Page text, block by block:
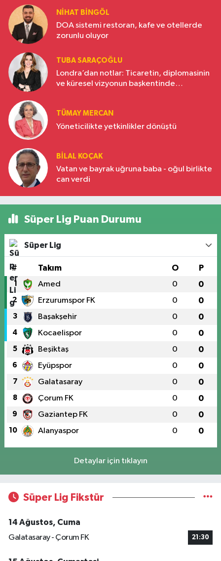
NIHAT BINGÖL
DOA sistemi restoran, kafe ve otellerde
zorunlu oluyor
TUBA SARAÇOĞLU
Londra’dan notlar: Ticaretin, diplomasinin
ve küresel vizyonun başkentinde
TÜMAY MERCAN
Yöneticilikte yetkinlikler dönüştü
BILAL KOÇAK
Vatan ve bayrak uğruna baba - oğul birlikte
can verdi
Süper Lig Puan Durumu
Süper Lig
# Takım O P
1 Amed 0 0
2 Erzurumspor FK 0 0
3 Başakşehir 0 0
4 Kocaelispor 0 0
5 Beşiktaş 0 0
6 Eyüpspor 0 0
7 Galatasaray 0 0
8 Çorum FK 0 0
9 Gaziantep FK 0 0
10 Alanyaspor 0 0
Detaylar için tıklayın
Süper Lig Fikstür
14 Ağustos, Cuma
Galatasaray - Çorum FK
21:30